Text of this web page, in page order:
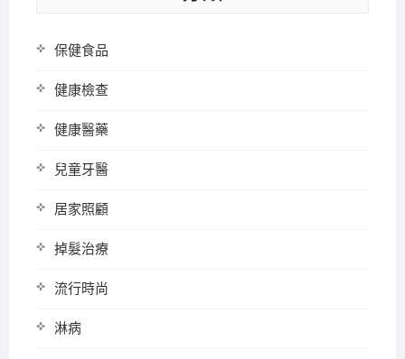
保健食品
健康檢查
健康醫藥
兒童牙醫
居家照顧
掉髮治療
流行時尚
淋病